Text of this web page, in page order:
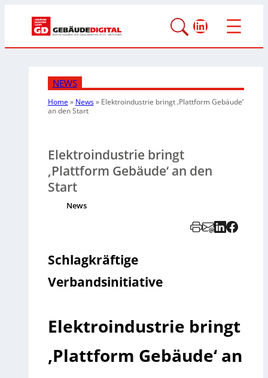
LinkedIn
NEWS
Home» News» Elektroindustrie bringt ‚Plattform Gebäude‘
an den Start
Elektroindustrie bringt
‚Plattform Gebäude‘ an den
Start
News
Schlagkräftige
Verbandsinitiative
Elektroindustrie bringt
‚Plattform Gebäude‘ an